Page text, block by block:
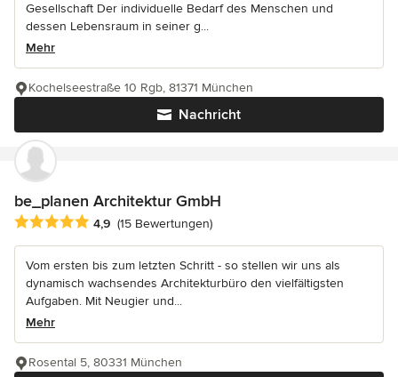
Gesellschaft Der individuelle Bedarf des Menschen und
dessen Lebensraum in seiner g...
Mehr
Nachricht
Kochelseestraße 10 Rgb, 81371 München
be_planen Architektur GmbH
Durchschnittliche Bewertung: 4.9 von 5 Sternen
4,9 (15 Bewertungen)
Vom ersten bis zum letzten Schritt - so stellen wir uns als
dynamisch wachsendes Architekturbüro den vielfältigsten
Aufgaben. Mit Neugier und...
Mehr
Rosental 5, 80331 München